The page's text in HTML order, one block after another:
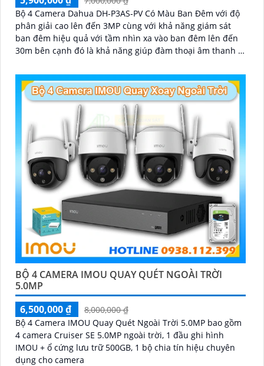
Bộ 4 Camera Dahua DH-P3AS-PV Có Màu Ban Đêm với độ
phân giải cao lên đến 3MP cùng với khả năng giám sát
ban đêm hiệu quả với tầm nhìn xa vào ban đêm lên đến
30m bên cạnh đó là khả năng giúp đàm thoại âm thanh 2
nhập
BỘ 4 CAMERA IMOU QUAY QUÉT NGOÀI TRỜI
5.0MP
6,500,000 ₫
8,000,000 ₫
Bộ 4 Camera IMOU Quay Quét Ngoài Trời 5.0MP bao gồm
4 camera Cruiser SE 5.0MP ngoài trời, 1 đầu ghi hình
IMOU + ổ cứng lưu trữ 500GB, 1 bộ chia tín hiệu chuyên
dụng cho camera